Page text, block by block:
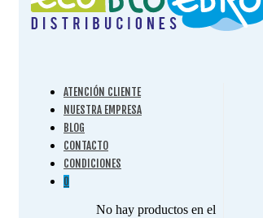
ATENCIÓN CLIENTE
NUESTRA EMPRESA
BLOG
CONTACTO
CONDICIONES
0
No hay productos en el